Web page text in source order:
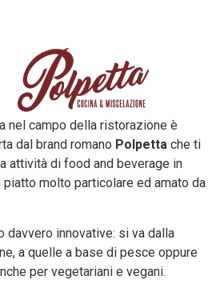
nel campo della ristorazione è
dal brand romano Polpetta che ti
attività di food and beverage in
molto particolare ed amato da
innovative: si va dalla
a quelle a base di pesce oppure
per vegetariani e vegani.